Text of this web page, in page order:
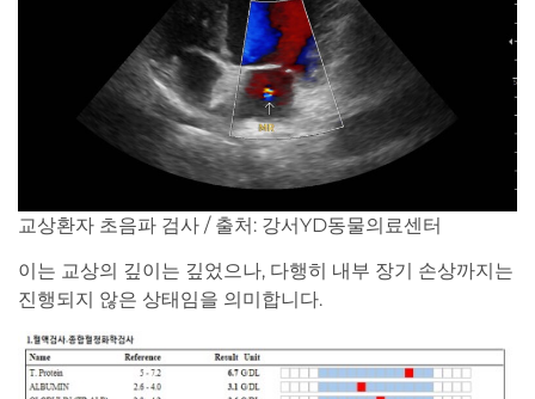
교상환자 초음파 검사 / 출처: 강서YD동물의료센터
이는 교상의 깊이는 깊었으나, 다행히 내부 장기 손상까지는
진행되지 않은 상태임을 의미합니다.